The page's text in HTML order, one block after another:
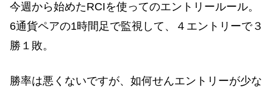
今週から始めたRCIを使ってのエントリールール。
6通貨ペアの1時間足で監視して、４エントリーで３
勝１敗。
勝率は悪くないですが、如何せんエントリーが少な